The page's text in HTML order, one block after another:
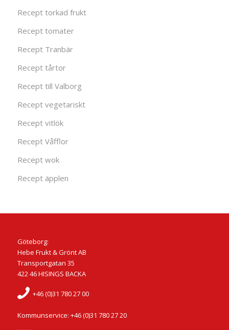
Recept torkad frukt
Recept tomater
Recept Tranbär
Recept tårtor
Recept till Valborg
Recept vegetariskt
Recept vitlök
Recept Våfflor
Recept wok
Recept äpplen
Göteborg:
Hebe Frukt & Grönt AB
Transportgatan 35
422 46 HISINGS BACKA
+46 (0)31 780 27 00
Kommunservice: +46 (0)31 780 27 20